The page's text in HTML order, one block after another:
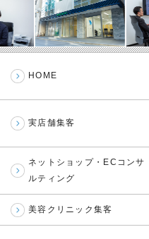
HOME
実店舗集客
ネットショップ・ECコンサ
ルティング
美容クリニック集客